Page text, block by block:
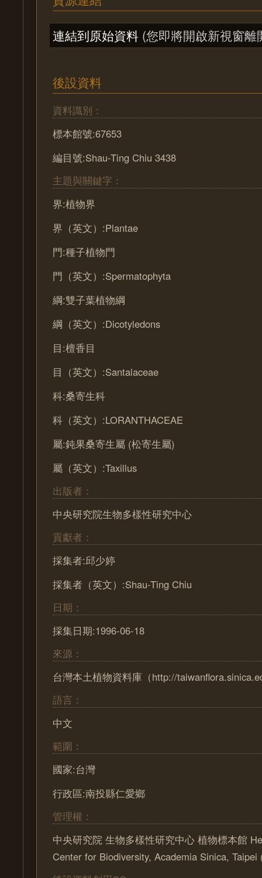
連結到原始資料 (您即將開啟新視窗離
後設資料
資料識別：
標本館號:67653
編目號:Shau-Ting Chiu 3438
主題與關鍵字：
界:植物界
界（英文）:Plantae
門:種子植物門
門（英文）:Spermatophyta
綱:雙子葉植物綱
綱（英文）:Dicotyledons
目:檀香目
目（英文）:Santalaceae
科:桑寄生科
科（英文）:LORANTHACEAE
屬:鈍果桑寄生屬 (松寄生屬)
屬（英文）:Taxillus
出版者：
中央研究院生物多樣性研究中心
貢獻者：
採集者:邱少婷
採集者（英文）:Shau-Ting Chiu
日期：
採集日期:1996-06-18
來源：
台灣本土植物資料庫（http://
語言：
中文
範圍：
國家:台灣
行政區:南投縣仁愛鄉
管理權：
中央研究院 生物多樣性研究中心 植物標本館
Center for Biodiversity, Academia Sinica, Taipei